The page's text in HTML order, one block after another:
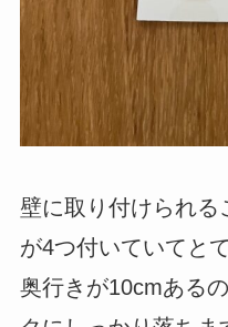
壁に取り付けられる
が4つ付いていてと
奥行きが10cmある